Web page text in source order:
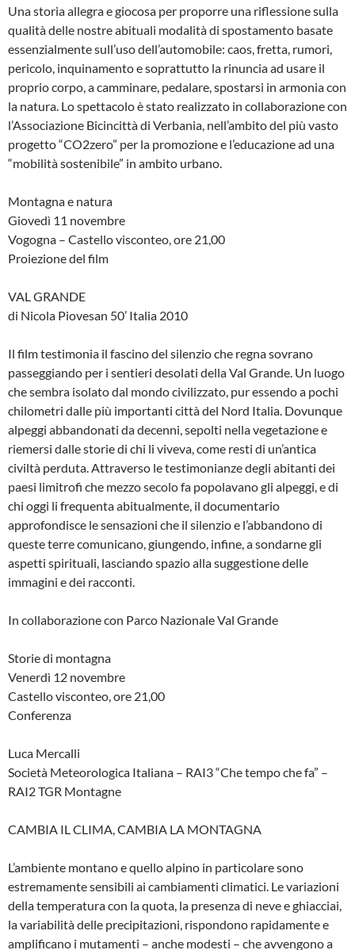
Una storia allegra e giocosa per proporre una riflessione sulla
qualità delle nostre abituali modalità di spostamento basate
essenzialmente sull’uso dell’automobile: caos, fretta, rumori,
pericolo, inquinamento e soprattutto la rinuncia ad usare il
proprio corpo, a camminare, pedalare, spostarsi in armonia con
la natura. Lo spettacolo è stato realizzato in collaborazione con
l’Associazione Bicincittà di Verbania, nell’ambito del più vasto
progetto “CO2zero” per la promozione e l’educazione ad una
“mobilità sostenibile” in ambito urbano.
Montagna e natura
Giovedì 11 novembre
Vogogna – Castello visconteo, ore 21,00
Proiezione del film
VAL GRANDE
di Nicola Piovesan 50’ Italia 2010
Il film testimonia il fascino del silenzio che regna sovrano
passeggiando per i sentieri desolati della Val Grande. Un luogo
che sembra isolato dal mondo civilizzato, pur essendo a pochi
chilometri dalle più importanti città del Nord Italia. Dovunque
alpeggi abbandonati da decenni, sepolti nella vegetazione e
riemersi dalle storie di chi li viveva, come resti di un’antica
civiltà perduta. Attraverso le testimonianze degli abitanti dei
paesi limitrofi che mezzo secolo fa popolavano gli alpeggi, e di
chi oggi li frequenta abitualmente, il documentario
approfondisce le sensazioni che il silenzio e l’abbandono di
queste terre comunicano, giungendo, infine, a sondarne gli
aspetti spirituali, lasciando spazio alla suggestione delle
immagini e dei racconti.
In collaborazione con Parco Nazionale Val Grande
Storie di montagna
Venerdì 12 novembre
Castello visconteo, ore 21,00
Conferenza
Luca Mercalli
Società Meteorologica Italiana – RAI3 “Che tempo che fa” –
RAI2 TGR Montagne
CAMBIA IL CLIMA, CAMBIA LA MONTAGNA
L’ambiente montano e quello alpino in particolare sono
estremamente sensibili ai cambiamenti climatici. Le variazioni
della temperatura con la quota, la presenza di neve e ghiacciai,
la variabilità delle precipitazioni, rispondono rapidamente e
amplificano i mutamenti – anche modesti – che avvengono a